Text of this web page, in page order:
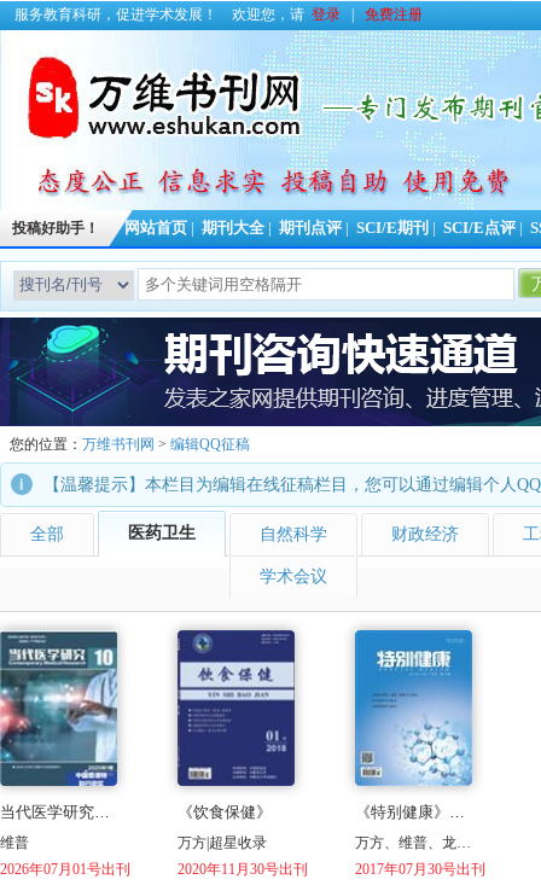
服务教育科研，促进学术发展！ 欢迎您，请 登录 免费注册
投稿好助手！ 网站首页 期刊大全 期刊点评 SCI/E期刊 SCI/E点评
今日更新期刊
您的位置： 万维书刊网 > 编辑QQ征稿
【温馨提示】本栏目为编辑在线征稿栏目，您可以通过编辑个人
全部 医药卫生 自然科学 财政经济
学术会议
当代医学研究（国际刊号）
维普
2026年07月01号出刊
《饮食保健》
万方|超星收录
2020年11月30号出刊
《特别健康》（下半月）
万方、维普、龙源收录
2017年07月30号出刊